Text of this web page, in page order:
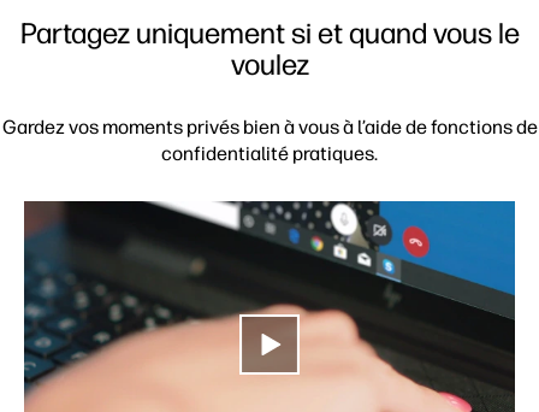
Partagez uniquement si et quand vous le
voulez
Gardez vos moments privés bien à vous à l’aide de fonctions de
confidentialité pratiques.